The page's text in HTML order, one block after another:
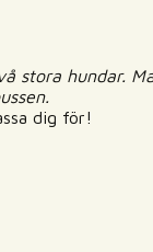
stora hundar.
dig för!